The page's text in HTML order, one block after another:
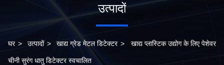
उत्पादों
घर > उत्पादों > खाद्य ग्रेड मेटल डिटेक्टर > खाद्य प्लास्टिक उद्योग के लिए पेशेवर
चीनी सुरंग धातु डिटेक्टर स्वचालित